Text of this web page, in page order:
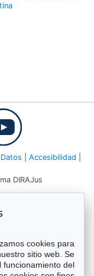
Accesibilidad
DIRAJus
1000 San José,
cookies para
sitio web. Se
funcionamiento del